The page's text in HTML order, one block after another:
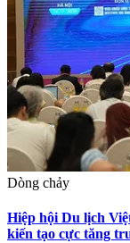
Dòng chảy
Hiệp hội Du lịch
kiến tạo cực tăng